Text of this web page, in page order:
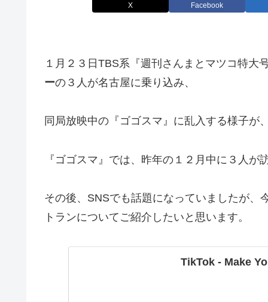
X Facebook
１月２３日TBS系『週刊さんまとマツコ特大
ーの３人が名古屋に乗り込み、
同局放映中の『ゴゴスマ』に乱入する様子が
『ゴゴスマ』では、昨年の１２月中に３人
その後、SNSでも話題になっていましたが、
トランについてご紹介したいと思います。
TikTok - Make